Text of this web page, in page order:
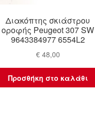
Διακόπτης σκιάστρου
οροφής Peugeot 307 SW
9643384977 6554L2
€48,00
Προσθήκη στο καλάθι